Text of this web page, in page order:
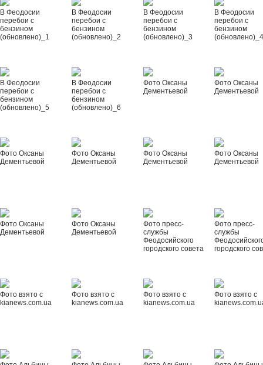
В Феодосии
перебои с
бензином
(обновлено)_1
В Феодосии
перебои с
бензином
(обновлено)_2
В Феодосии
перебои с
бензином
(обновлено)_3
В Феодосии
перебои с
бензином
В Феодосии
перебои с
бензином
(обновлено)_5
В Феодосии
перебои с
бензином
(обновлено)_6
Фото Оксаны
Дементьевой
Фото Оксаны
Дементьевой
Фото Оксаны
Дементьевой
Фото Оксаны
Дементьевой
Фото Оксаны
Дементьевой
Фото Оксаны
Дементьевой
Фото Оксаны
Дементьевой
Фото Оксаны
Дементьевой
Фото пресс-
службы
Феодосийского
городского совета
Фото пресс-
службы
городского
Фото взято с
kianews.com.ua
Фото взято с
kianews.com.ua
Фото взято с
kianews.com.ua
Фото взято с